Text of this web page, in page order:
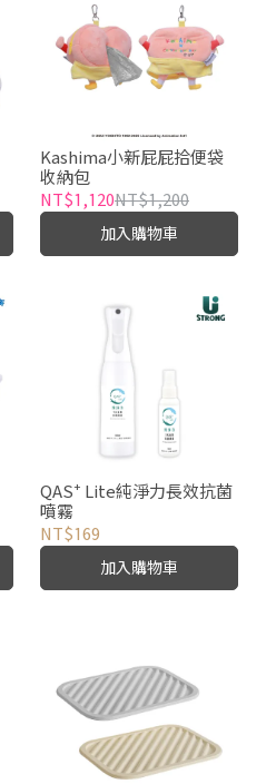
Kashima小新屁屁拾便袋
收納包
NT$1,120NT$1,200
加入購物車
QAS⁺ Lite純淨力長效抗菌
噴霧
NT$169
加入購物車